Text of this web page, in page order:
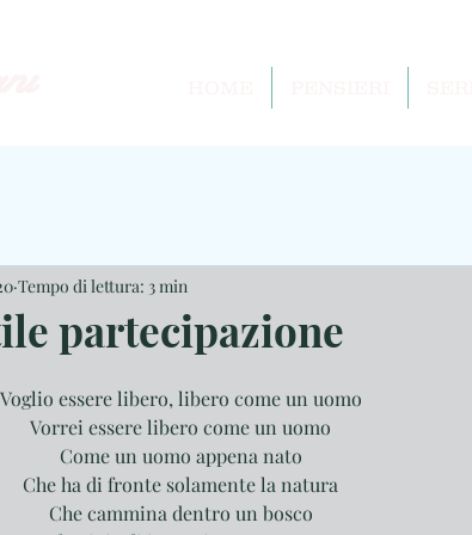
partecipazione
Tempo di lettura: 3 min
Voglio essere libero, libero come un uomo
Vorrei essere libero come un uomo
Come un uomo appena nato
Che ha di fronte solamente la natura
Che cammina dentro un bosco